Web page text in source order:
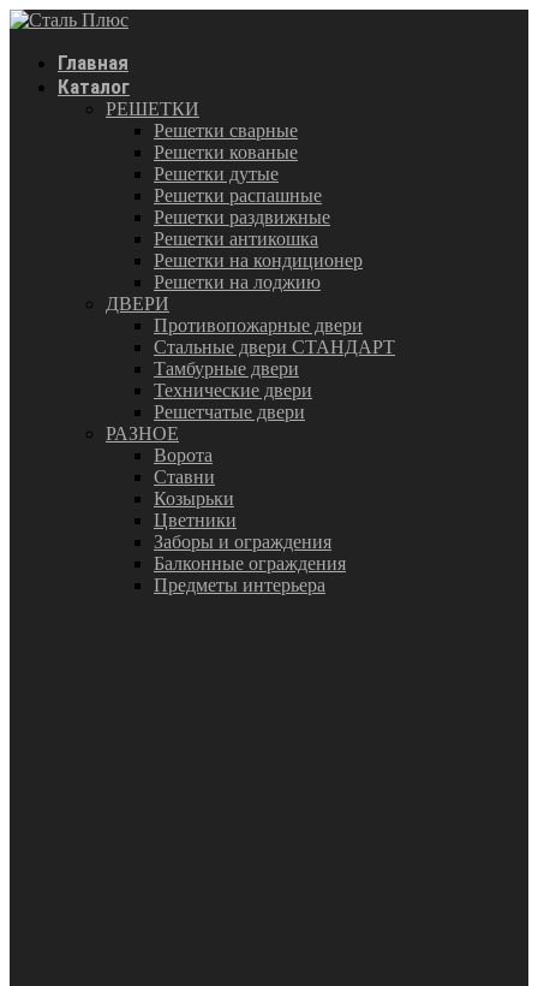
Главная
Каталог
РЕШЕТКИ
Решетки сварные
Решетки кованые
Решетки дутые
Решетки распашные
Решетки раздвижные
Решетки антикошка
Решетки на кондиционер
Решетки на лоджию
ДВЕРИ
Противопожарные двери
Стальные двери СТАНДАРТ
Тамбурные двери
Технические двери
Решетчатые двери
РАЗНОЕ
Ворота
Ставни
Козырьки
Цветники
Заборы и ограждения
Балконные ограждения
Предметы интерьера